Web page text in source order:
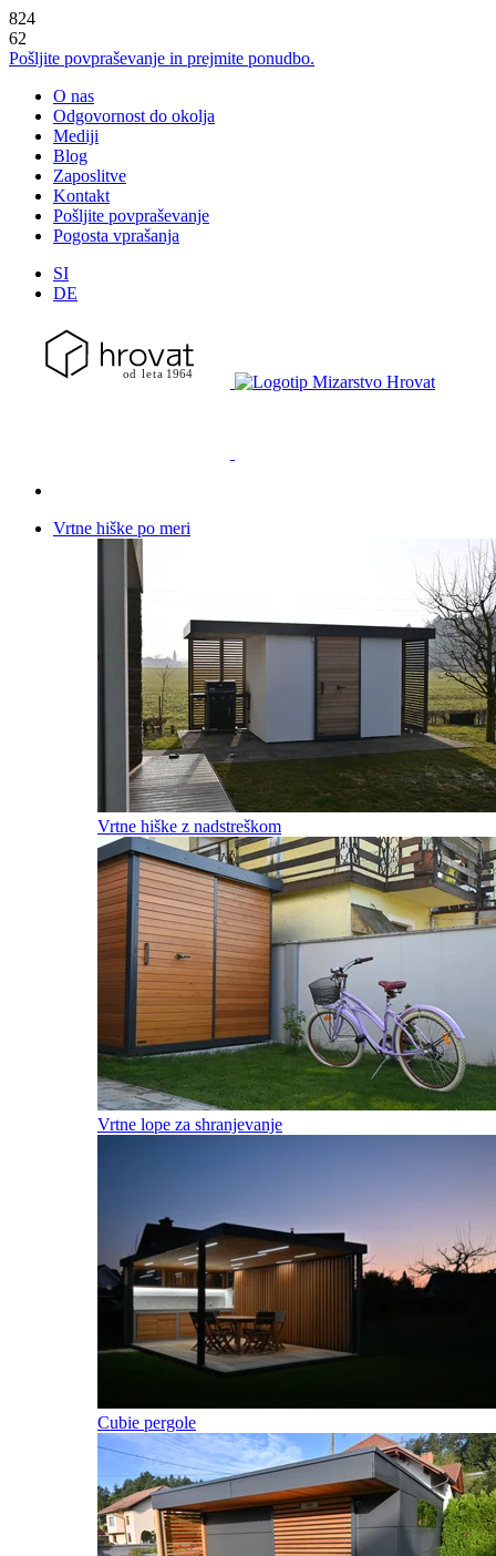
824
62
Pošljite povpraševanje in prejmite ponudbo.
O nas
Odgovornost do okolja
Mediji
Blog
Zaposlitve
Kontakt
Pošljite povpraševanje
Pogosta vprašanja
SI
DE
Vrtne hiške po meri
Vrtne hiške z nadstreškom
Vrtne lope za shranjevanje
Cubie pergole